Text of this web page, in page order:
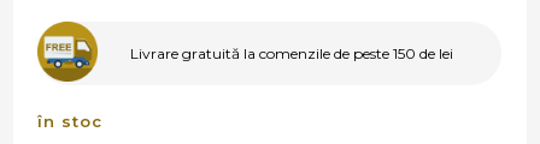
Livrare gratuită la comenzile de peste 150 de lei
în stoc